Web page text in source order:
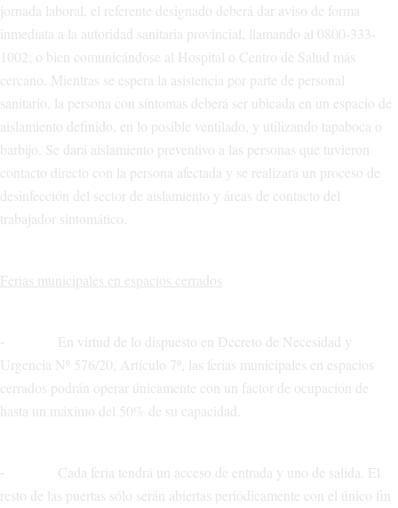
jornada laboral, el referente designado deberá dar aviso de forma
inmediata a la autoridad sanitaria provincial, llamando al 0800-333-
1002; o bien comunicándose al Hospital o Centro de Salud más
cercano. Mientras se espera la asistencia por parte de personal
sanitario, la persona con síntomas deberá ser ubicada en un espacio de
aislamiento definido, en lo posible ventilado, y utilizando tapaboca o
barbijo. Se dará aislamiento preventivo a las personas que tuvieron
contacto directo con la persona afectada y se realizará un proceso de
desinfección del sector de aislamiento y áreas de contacto del
trabajador sintomático.
Ferias municipales en espacios cerrados
⁃ En virtud de lo dispuesto en Decreto de Necesidad y
Urgencia Nº 576/20, Artículo 7º, las ferias municipales en espacios
cerrados podrán operar únicamente con un factor de ocupación de
hasta un máximo del 50% de su capacidad.
⁃ Cada feria tendrá un acceso de entrada y uno de salida. El
resto de las puertas sólo serán abiertas periódicamente con el único fin